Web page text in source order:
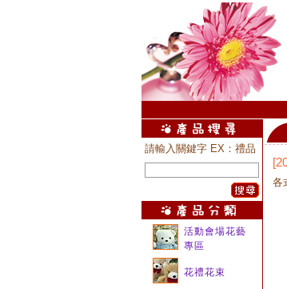
請輸入關鍵字 EX：禮品
活動會場花藝
專區
花禮花束
各